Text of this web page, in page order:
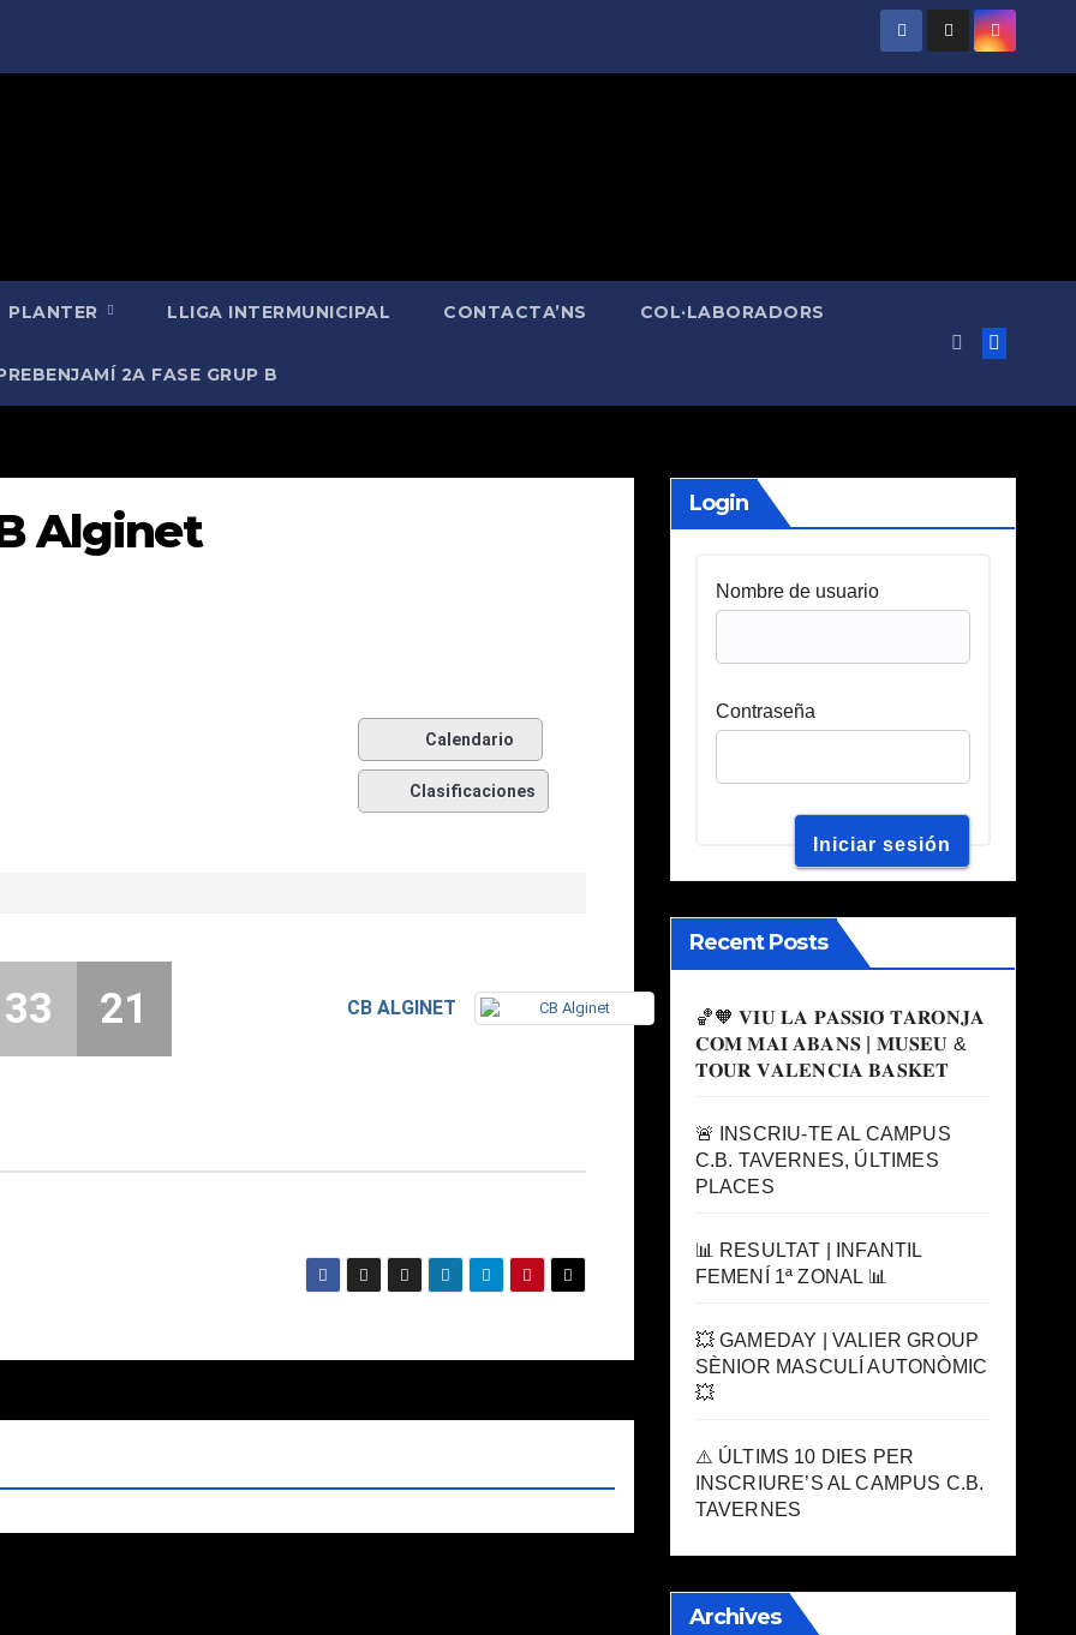
PLANTER LLIGA INTERMUNICIPAL CONTACTA’NS COL·LABORADORS
2A FASE GRUP B
Alginet
Calendario
Clasificaciones
CB ALGINET
33 21
Login
Nombre de usuario
Contraseña
Recent Posts
🏀🧡 𝐕𝐈𝐔 𝐋𝐀 𝐏𝐀𝐒𝐒𝐈𝐎́ 𝐓𝐀𝐑𝐎𝐍𝐉𝐀
𝐂𝐎𝐌 𝐌𝐀𝐈 𝐀𝐁𝐀𝐍𝐒 | 𝐌𝐔𝐒𝐄𝐔 &
𝐓𝐎𝐔𝐑 𝐕𝐀𝐋𝐄𝐍𝐂𝐈𝐀 𝐁𝐀𝐒𝐊𝐄𝐓
🚨 INSCRIU-TE AL CAMPUS
C.B. TAVERNES, ÚLTIMES
PLACES
📊 RESULTAT | INFANTIL
FEMENÍ 1ª ZONAL 📊
💥 GAMEDAY | VALIER GROUP
SÈNIOR MASCULÍ AUTONÒMIC
💥
⚠️ ÚLTIMS 10 DIES PER
INSCRIURE’S AL CAMPUS C.B.
TAVERNES
Archives